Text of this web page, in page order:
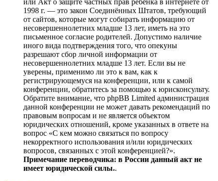
1998 г. — это закон Соединённых Штатов, требующий
от сайтов, которые могут собирать информацию от
несовершеннолетних младше 13 лет, иметь на это
письменное согласие родителей. Допустимо наличие
иного вида подтверждения того, что опекуны
разрешают сбор личной информации от
несовершеннолетних младше 13 лет. Если вы не
уверены, применимо ли это к вам, как к
регистрирующемуся на конференции, или к самой
конференции, обратитесь за помощью к юрисконсульту.
Обратите внимание, что phpBB Limited администрация
данной конференции не может давать рекомендаций по
правовым вопросам и не является объектом
юридических отношений, кроме указанных в ответе на
вопрос «С кем можно связаться по вопросу
некорректного использования и/или юридических
вопросов, связанных с этой конференцией?».
Примечание переводчика: в России данный акт не
имеет юридической силы..